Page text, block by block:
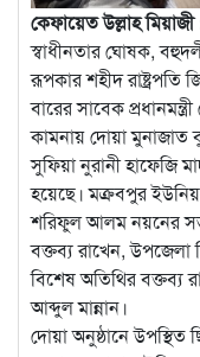
কেফায়েত উল্লাহ মিয়াজী
স্বাধীনতার ঘোষক,
রূপকার শহীদ রাষ্ট্রপতি
বারের সাবেক
কামনায় দোয়া মুনাজাত
সুফিয়া নুরানী হাফেজি
হয়েছে। মক্রবপুর
শরিফুল আলম নয়নের
বক্তব্য রাখেন, উপজেলা
বিশেষ অতিথির বক্তব্য
আব্দুল মান্নান।
দোয়া অনুষ্ঠানে